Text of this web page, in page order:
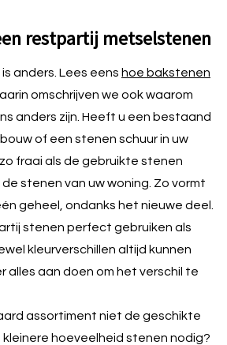
restpartij metselstenen
anders. Lees eens hoe bakstenen
omschrijven we ook waarom
anders zijn. Heeft u een bestaand
of een stenen schuur in uw
fraai als de gebruikte stenen
stenen van uw woning. Zo vormt
geheel, ondanks het nieuwe deel.
stenen perfect gebruiken als
kleurverschillen altijd kunnen
alles aan doen om het verschil te
assortiment niet de geschikte
kleinere hoeveelheid stenen nodig?